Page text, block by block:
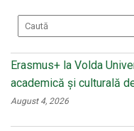
ni
ki
Erasmus+ la Volda
academică și culturală
August 4, 2026